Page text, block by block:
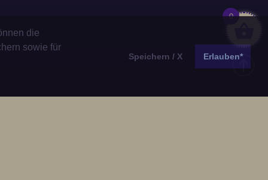
0
die
sowie für
Speichern / X Erlauben*